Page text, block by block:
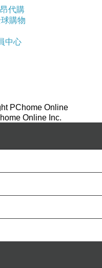
代購
購物
中心
PChome Online
Online Inc.